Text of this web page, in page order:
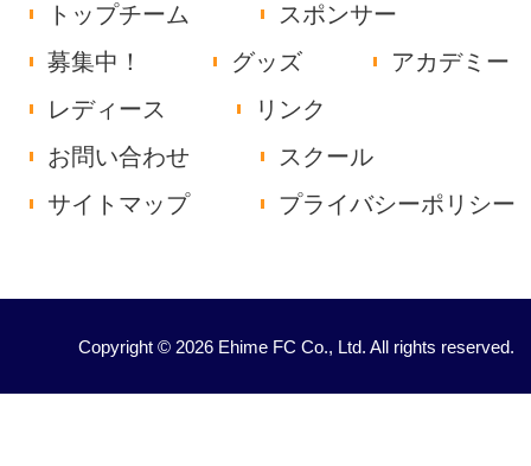
トップチーム
スポンサー
募集中！
グッズ
アカデミー
レディース
リンク
お問い合わせ
スクール
サイトマップ
プライバシーポリシー
Copyright © 2026 Ehime FC Co., Ltd. All rights reserved.